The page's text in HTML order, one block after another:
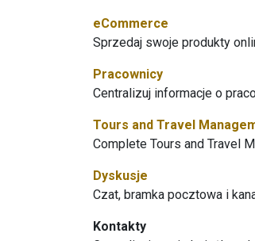
eCommerce
Sprzedaj swoje produkty
Pracownicy
Centralizuj informacje o
Tours and Travel
Complete Tours and Travel
Dyskusje
Czat, bramka pocztowa i
Kontakty